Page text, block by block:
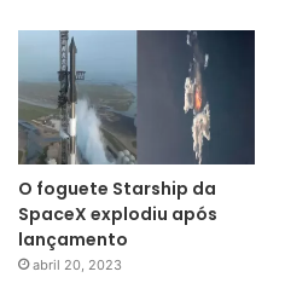
O foguete Starship da
SpaceX explodiu após
lançamento
abril 20, 2023